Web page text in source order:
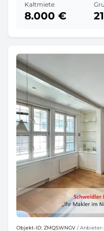
Kaltmiete
8.000 €
Objekt-ID: ZMQSWNGV /